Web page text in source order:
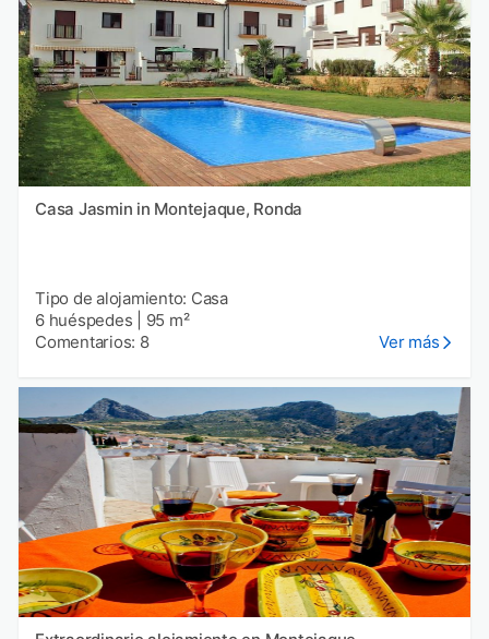
Casa Jasmin in Montejaque, Ronda
Tipo de alojamiento: Casa
6 huéspedes
95 m²
Comentarios: 8
Ver más